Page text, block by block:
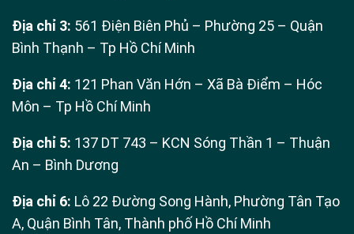
Địa chỉ 3: 561 Điện Biên Phủ – Phường 25 – Quận
Bình Thạnh – Tp Hồ Chí Minh
Địa chỉ 4: 121 Phan Văn Hớn – Xã Bà Điểm – Hóc
Môn – Tp Hồ Chí Minh
Địa chỉ 5: 137 DT 743 – KCN Sóng Thần 1 – Thuận
An – Bình Dương
Địa chỉ 6: Lô 22 Đường Song Hành, Phường Tân Tạo
A, Quận Bình Tân, Thành phố Hồ Chí Minh